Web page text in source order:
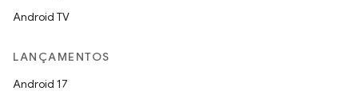
Android TV
LANÇAMENTOS
Android 17